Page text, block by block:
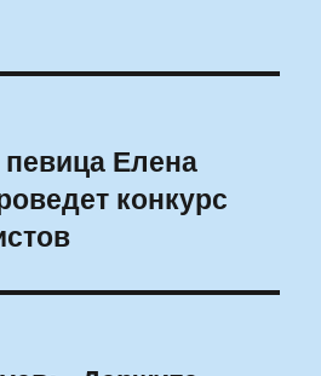
Елена
конкурс